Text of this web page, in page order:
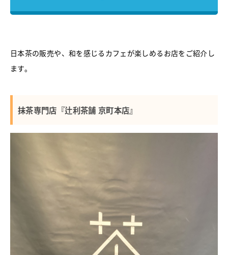
日本茶の販売や、和を感じるカフェが楽しめるお店をご紹介し
ます。
抹茶専門店『辻利茶舗 京町本店』